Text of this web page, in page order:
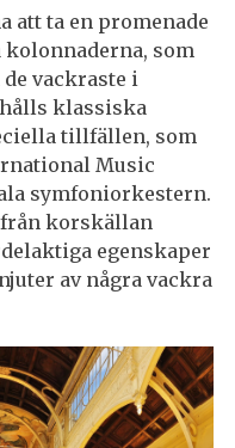
att ta en promenade
som
vackraste i
klassiska
tillfällen, som
Music
symfoniorkestern.
korskällan
egenskaper
av några vackra